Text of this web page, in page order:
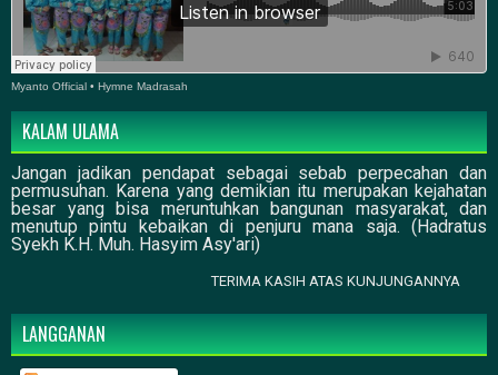
Myanto Official • Hymne Madrasah
KALAM ULAMA
Jangan jadikan pendapat sebagai sebab perpecahan dan
permusuhan. Karena yang demikian itu merupakan kejahatan
besar yang bisa meruntuhkan bangunan masyarakat, dan
menutup pintu kebaikan di penjuru mana saja. (Hadratus
Syekh K.H. Muh. Hasyim Asy'ari)
TERIMA KASIH ATAS KUNJUNGANNYA
LANGGANAN